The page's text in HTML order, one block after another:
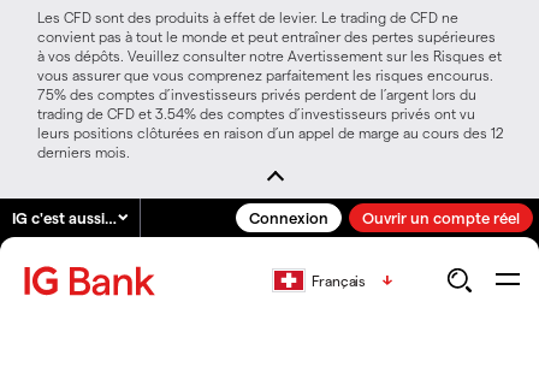
Les CFD sont des produits à effet de levier. Le trading de CFD ne
convient pas à tout le monde et peut entraîner des pertes supérieures
à vos dépôts. Veuillez consulter notre Avertissement sur les Risques et
vous assurer que vous comprenez parfaitement les risques encourus.
75% des comptes d’investisseurs privés perdent de l’argent lors du
trading de CFD et 3.54% des comptes d’investisseurs privés ont vu
leurs positions clôturées en raison d’un appel de marge au cours des 12
derniers mois.
IG c'est aussi… Connexion Ouvrir un compte réel
Français